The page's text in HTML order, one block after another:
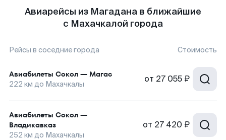
Авиарейсы из Магадана в ближайшие
с Махачкалой города
Рейсы в соседние города Стоимость
Авиабилеты Сокол — Магас
222 км до Махачкалы от 27 055 ₽
Авиабилеты Сокол —
Владикавказ
252 км до Махачкалы
от 27 420 ₽